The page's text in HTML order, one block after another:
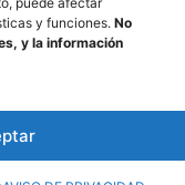
y funciones. No
y la información